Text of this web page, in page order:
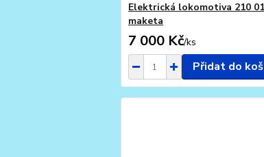
Elektrická lokomotiva 210
maketa
7 000 Kč/ks
Přidat do